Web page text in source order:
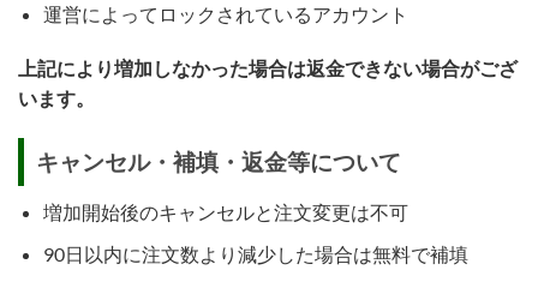
運営によってロックされているアカウント
上記により増加しなかった場合は返金できない場合がござ
います。
キャンセル・補填・返金等について
増加開始後のキャンセルと注文変更は不可
90日以内に注文数より減少した場合は無料で補填